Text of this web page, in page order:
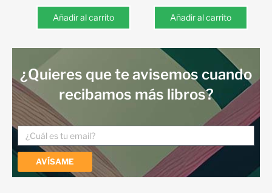
Añadir al carrito Añadir al carrito
¿Quieres que te avisemos cuando
recibamos más libros?
AVÍSAME